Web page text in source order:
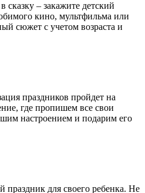
сказку – закажите детский
кино, мультфильма или
сюжет с учетом возраста и
праздников пройдет на
где пропишем все свои
настроением и подарим его
праздник для своего ребенка. Не